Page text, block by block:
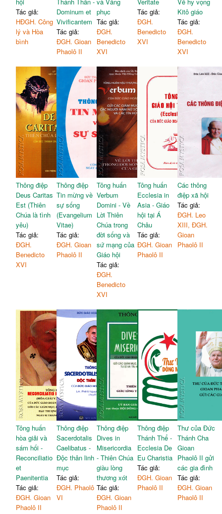
Tác giả:
HĐGH. Công
lý và Hòa
bình
Dominum et
Vivificantem
Tác giả:
ĐGH. Gioan
Phaolô II
phục
Tác giả:
ĐGH.
Benedicto
XVI
Tác giả:
ĐGH.
Benedicto
XVI
Kitô giáo
Tác giả:
ĐGH.
Benedicto
XVI
Thông điệp
Deus Caritas
Est (Thiên
Chúa là tình
yêu)
Tác giả:
ĐGH.
Benedicto
XVI
Thông điệp
Tin mừng về
sự sống
(Evangelium
Vitae)
Tác giả:
ĐGH. Gioan
Phaolô II
Tông huấn
Verbum
Domini - Về
Lời Thiên
Chúa trong
đời sống và
sứ mạng của
Giáo hội
Tác giả:
ĐGH.
Benedicto
XVI
Tông huấn
Ecclesia in
Asia - Giáo
hội tại Á
Châu
Tác giả:
ĐGH. Gioan
Phaolô II
Các thông
điệp xã hội
Tác giả:
ĐGH. Leo
XIII, ĐGH.
Gioan
Phaolô II
Tông huấn
hòa giải và
sám hối -
Reconciliatio
et
Paenitentia
Tác giả:
ĐGH. Gioan
Phaolô II
Thông điệp
Sacerdotalis
Caelibatus -
Độc thân linh
mục
Tác giả:
ĐGH. Phaolô
VI
Thông điệp
Dives in
Misericordia
- Thiên Chúa
giàu lòng
thương xót
Tác giả:
ĐGH. Gioan
Phaolô II
Thông điệp
Thánh Thể -
Ecclesia De
Eu Charistia
Tác giả:
ĐGH. Gioan
Phaolô II
Thư của Đức
Thánh Cha
Gioan
Phaolô II gửi
các gia đình
Tác giả:
ĐGH. Gioan
Phaolô II